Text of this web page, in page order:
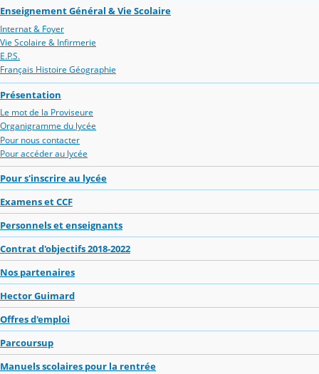
Enseignement Général & Vie Scolaire
Internat & Foyer
Vie Scolaire & Infirmerie
E.P.S.
Français Histoire Géographie
Présentation
Le mot de la Proviseure
Organigramme du lycée
Pour nous contacter
Pour accéder au lycée
Pour s'inscrire au lycée
Examens et CCF
Personnels et enseignants
Contrat d'objectifs 2018-2022
Nos partenaires
Hector Guimard
Offres d'emploi
Parcoursup
Manuels scolaires pour la rentrée